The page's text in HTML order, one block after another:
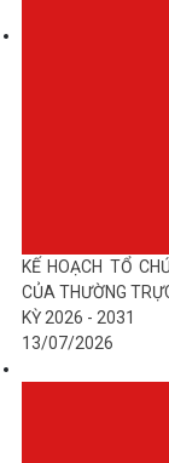
KẾ HOẠCH TỔ
CỦA THƯỜNG
KỲ 2026 - 2031
13/07/2026